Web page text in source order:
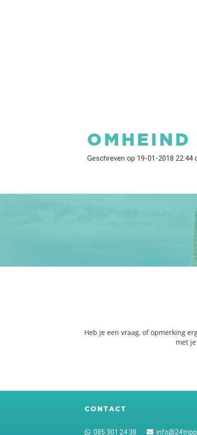
OMHEIND
Geschreven op 19-01-2018 22:44
Heb je een vraag, of opmerking
met
CONTACT
085 301 24 38